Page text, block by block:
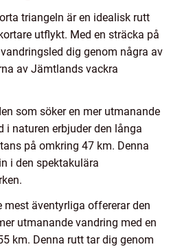
triangeln är en idealisk rutt
utflykt. Med en sträcka på
dig genom några av
av Jämtlands vackra
som söker en mer utmanande
i naturen erbjuder den långa
på omkring 47 km. Denna
i den spektakulära
mest äventyrliga offererar den
utmanande vandring med en
km. Denna rutt tar dig genom